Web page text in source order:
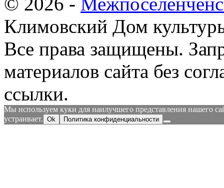
Климовский Дом
Все права защищены.
материалов сайта без
ссылки.
Мы используем куки для наилучшего представления нашего
устраивает. Ok Политика конфиденциальности